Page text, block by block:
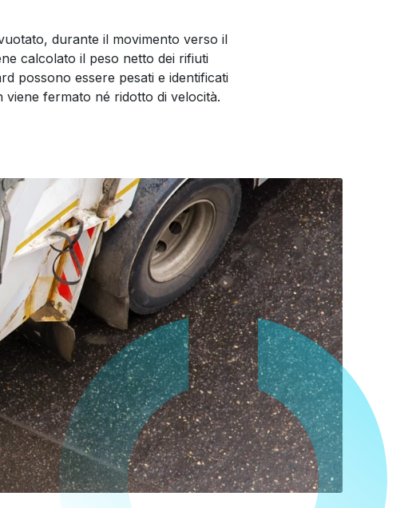
durante il movimento verso il
calcolato il peso netto dei rifiuti
possono essere pesati e identificati
fermato né ridotto di velocità.